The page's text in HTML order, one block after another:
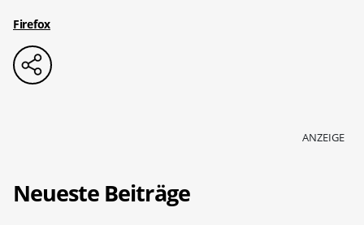
Firefox
ANZEIGE
Neueste Beiträge